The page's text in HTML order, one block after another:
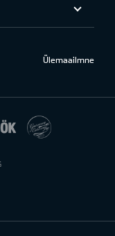
Ülemaailmne